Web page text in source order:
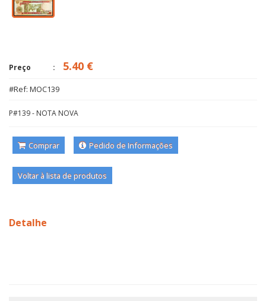
Preço 5.40 €
#Ref: MOC139
P#139 - NOTA NOVA
Comprar Pedido de Informações
Voltar à lista de produtos
Detalhe